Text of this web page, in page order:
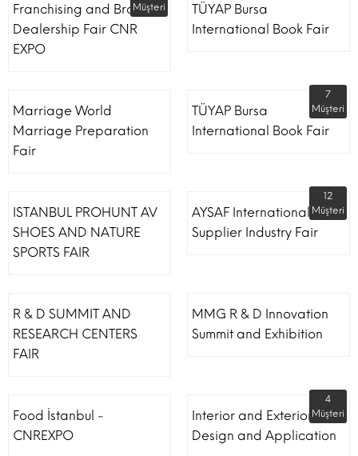
Franchising and Brand
Dealership Fair CNR
EXPO
Müşteri
TÜYAP Bursa
International Book Fair
Marriage World
Marriage Preparation
Fair
TÜYAP Bursa
International Book Fair
7
Müşteri
ISTANBUL PROHUNT AV
SHOES AND NATURE
SPORTS FAIR
AYSAF International Shoe
Supplier Industry Fair
12
Müşteri
R & D SUMMIT AND
RESEARCH CENTERS
FAIR
MMG R & D Innovation
Summit and Exhibition
Food İstanbul -
CNREXPO
Interior and Exterior
Design and Application
4
Müşteri